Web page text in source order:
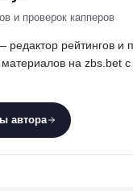
и проверок капперов
редактор рейтингов и
на zbs.bet с
автора